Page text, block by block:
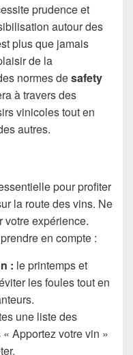
prudence et
autour des
plus que jamais
de la
normes desafety
à travers des
vinicoles tout en
autres.
pour profiter
la route des vins. Ne
votre expérience.
en compte :
: le printemps et
les foules tout en
une liste des
Apportez votre vin »